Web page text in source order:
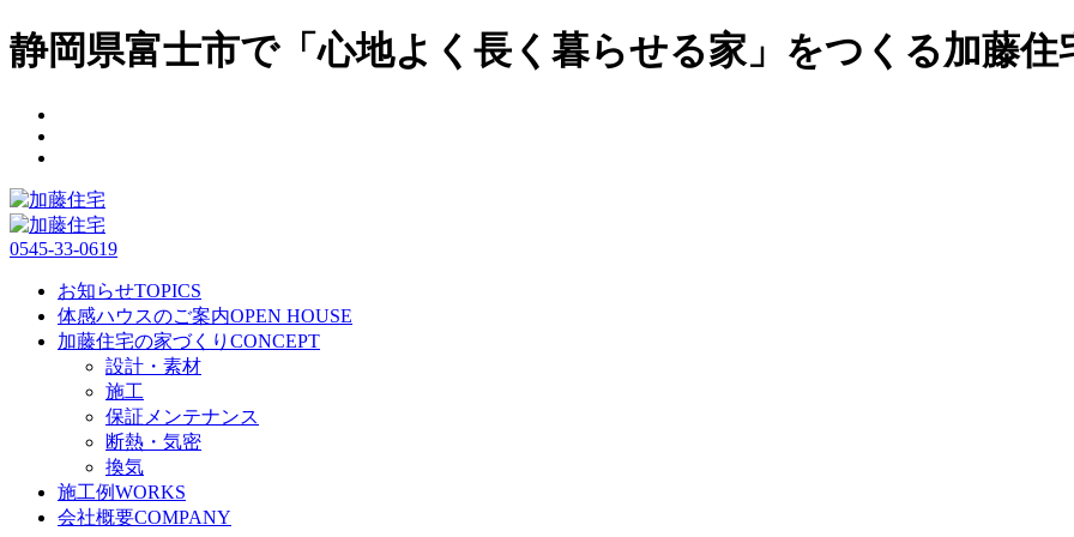
静岡県富士市で「心地よく長く暮らせる家」をつくる加藤住
0545-33-0619
お知らせTOPICS
体感ハウスのご案内OPEN HOUSE
加藤住宅の家づくり CONCEPT
設計・素材
施工
保証メンテナンス
断熱・気密
換気
施工例WORKS
会社概要COMPANY